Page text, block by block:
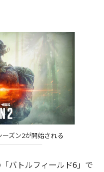
ーズン2が開始される
バトルフィールド6」で